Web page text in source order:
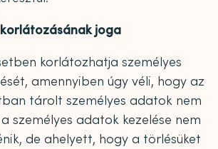
joga
korlátozhatja személyes
amennyiben úgy véli, hogy az
tárolt személyes adatok nem
személyes adatok kezelése nem
de ahelyett, hogy a törlésüket